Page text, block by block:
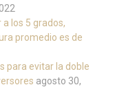
los 5 grados,
promedio es de
para evitar la doble
agosto 30,